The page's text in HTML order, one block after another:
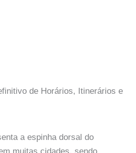
de Horários, Itinerários e
a espinha dorsal do